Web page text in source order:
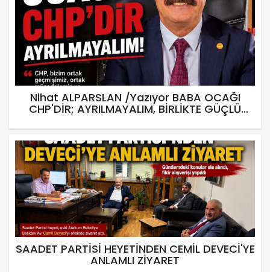
Nihat ALPARSLAN /Yazıyor BABA OCAĞI
CHP'DİR; AYRILMAYALIM, BİRLİKTE GÜÇLÜ
SAADET PARTİSİ HEYETİNDEN CEMİL DEVECİ'YE
ANLAMLI ZİYARET